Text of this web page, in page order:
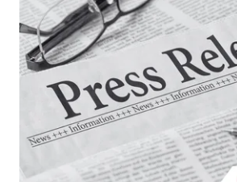
as provide opportunities for more
the Chilton area. Aebi Schmidt
25% of its turnover in North
ambition for further growth.